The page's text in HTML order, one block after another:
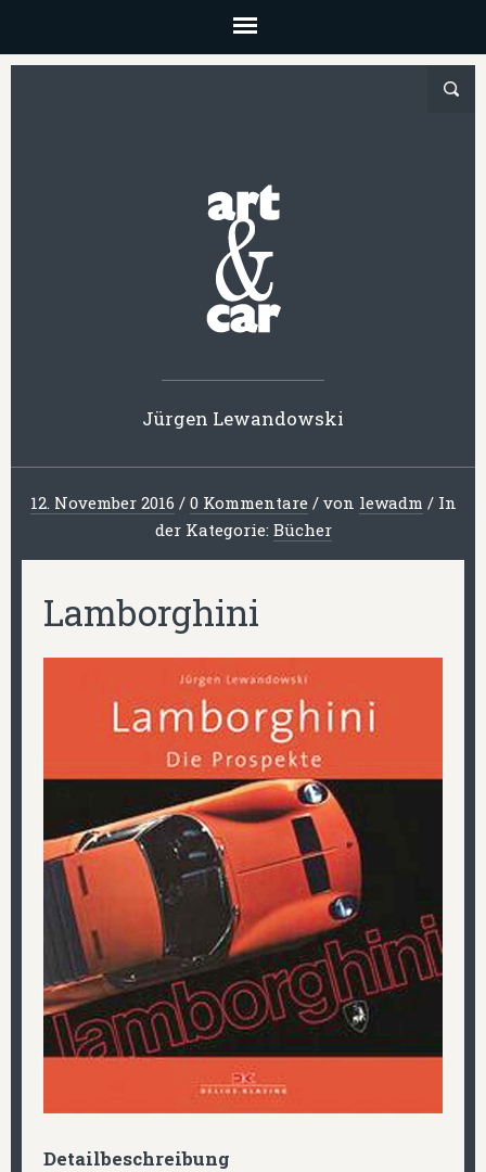
Jürgen Lewandowski
12. November 2016 / 0 Kommentare / von lewadm / In
der Kategorie: Bücher
Lamborghini
Detailbeschreibung